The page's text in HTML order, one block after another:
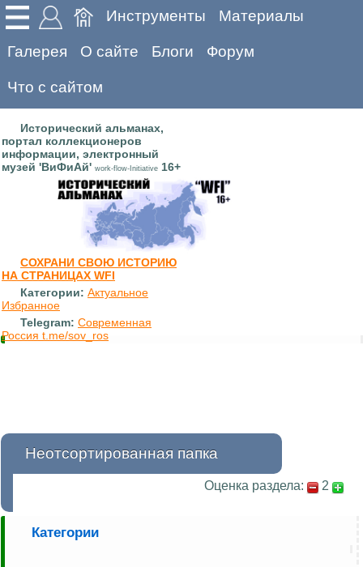
Инструменты Материалы
Галерея О сайте Блоги Форум
Что с сайтом
Исторический альманах,
портал коллекционеров
информации, электронный
музей 'ВиФиАй' work-flow-Initiative 16+
СОХРАНИ СВОЮ ИСТОРИЮ
НА СТРАНИЦАХ WFI
Категории: Актуальное
Избранное
Telegram: Современная
Россия t.me/sov_ros
Неотсортированная папка
Оценка раздела: 2
Категории